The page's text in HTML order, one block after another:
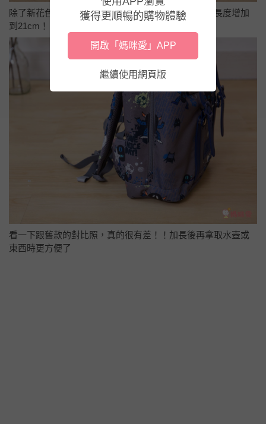
除了新花色外，另一個升級的重點是！原本側邊拉鏈長度增加
到21cm！
看一下跟舊款的對比照，真的很有差！！加長後再拿取水壺或
東西時更方便了
獲得更順暢的購物體驗
開啟「媽咪愛」APP
繼續使用網頁版